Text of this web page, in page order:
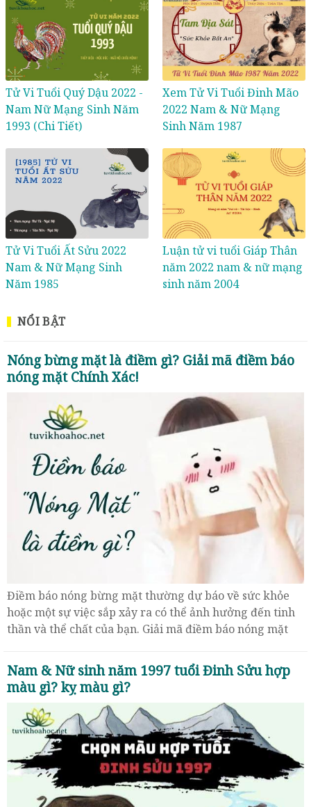
Tử Vi Tuổi Quý Dậu 2022 -
Nam Nữ Mạng Sinh Năm
1993 (Chi Tiết)
Xem Tử Vi Tuổi Đinh Mão
2022 Nam & Nữ Mạng
Sinh Năm 1987
Tử Vi Tuổi Ất Sửu 2022
Nam & Nữ Mạng Sinh
Năm 1985
Luận tử vi tuổi Giáp Thân
năm 2022 nam & nữ mạng
sinh năm 2004
NỔI BẬT
Nóng bừng mặt là điềm gì? Giải mã điềm báo
nóng mặt Chính Xác!
Điềm báo nóng bừng mặt thường dự báo về sức khỏe
hoặc một sự việc sắp xảy ra có thể ảnh hưởng đến tinh
thần và thể chất của bạn. Giải mã điềm báo nóng mặt
Nam & Nữ sinh năm 1997 tuổi Đinh Sửu hợp
màu gì? kỵ màu gì?